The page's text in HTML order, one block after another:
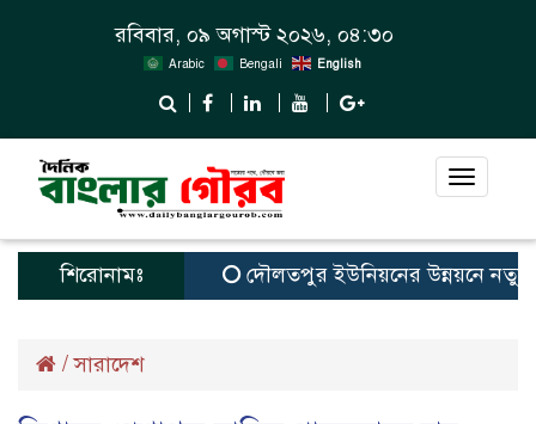
রবিবার, ০৯ অগাস্ট ২০২৬, ০৪:৩০
Arabic Bengali English
Toggle
শিরোনামঃ দৌলতপুর ইউনিয়নের উন্নয়নে নতুন
/সারাদেশ